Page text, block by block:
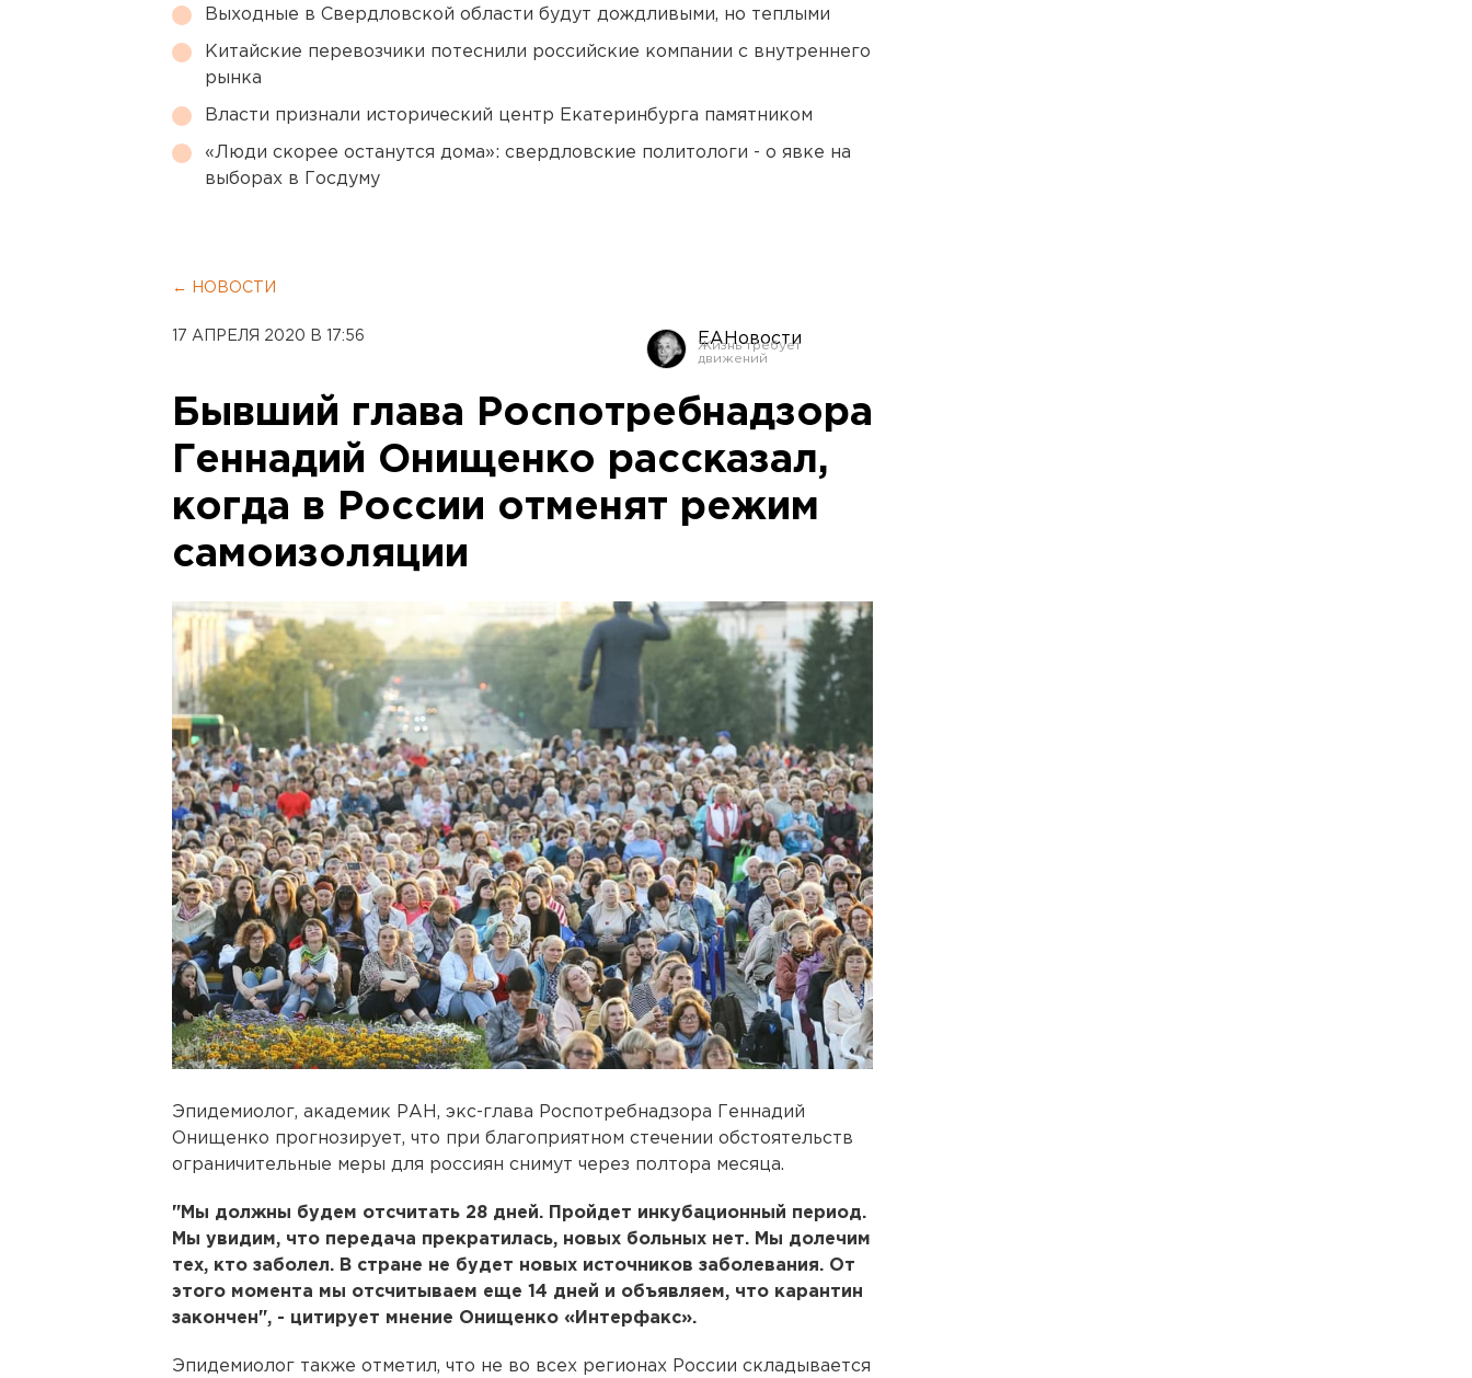
Выходные в Свердловской области будут дождливыми, но теплыми
Китайские перевозчики потеснили российские компании с внутреннего
рынка
Власти признали исторический центр Екатеринбурга памятником
«Люди скорее останутся дома»: свердловские политологи - о явке на
выборах в Госдуму
← НОВОСТИ
17 АПРЕЛЯ 2020 В 17:56 ЕАНовости
Бывший глава Роспотребнадзора
Геннадий Онищенко рассказал,
когда в России отменят режим
самоизоляции
Эпидемиолог, академик РАН, экс-глава Роспотребнадзора Геннадий
Онищенко прогнозирует, что при благоприятном стечении обстоятельств
ограничительные меры для россиян снимут через полтора месяца.
"Мы должны будем отсчитать 28 дней. Пройдет инкубационный период.
Мы увидим, что передача прекратилась, новых больных нет. Мы долечим
тех, кто заболел. В стране не будет новых источников заболевания. От
этого момента мы отсчитываем еще 14 дней и объявляем, что карантин
закончен", - цитирует мнение Онищенко «Интерфакс».
Эпидемиолог также отметил, что не во всех регионах России складывается